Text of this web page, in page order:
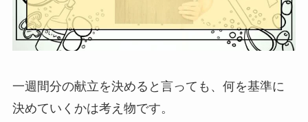
一週間分の献立を決めると言っても、何を基準に
決めていくかは考え物です。